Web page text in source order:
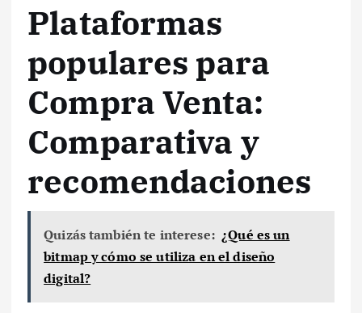
Plataformas
populares para
Compra Venta:
Comparativa y
recomendaciones
Quizás también te interese: ¿Qué es un
bitmap y cómo se utiliza en el diseño
digital?